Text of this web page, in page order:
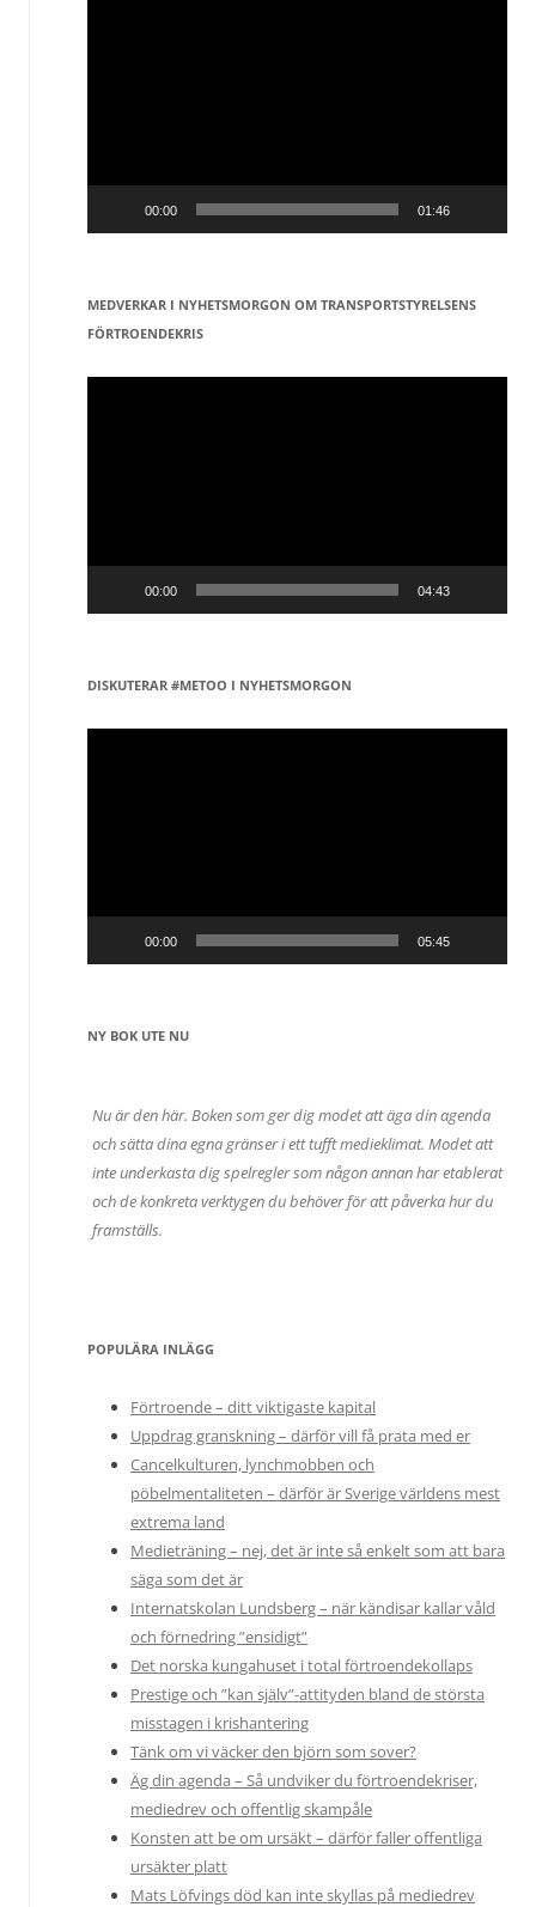
00:00 01:46
MEDVERKAR I NYHETSMORGON OM TRANSPORTSTYRELSENS
FÖRTROENDEKRIS
Videospelare
00:00 04:43
DISKUTERAR #METOO I NYHETSMORGON
Videospelare
00:00 05:45
NY BOK UTE NU
Nu är den här. Boken som ger dig modet att äga din agenda
och sätta dina egna gränser i ett tufft medieklimat. Modet att
inte underkasta dig spelregler som någon annan har etablerat
och de konkreta verktygen du behöver för att påverka hur du
framställs.
POPULÄRA INLÄGG
Förtroende – ditt viktigaste kapital
Uppdrag granskning – därför vill få prata med er
Cancelkulturen, lynchmobben och
pöbelmentaliteten – därför är Sverige världens mest
extrema land
Medieträning – nej, det är inte så enkelt som att bara
säga som det är
Internatskolan Lundsberg – när kändisar kallar våld
och förnedring ”ensidigt”
Det norska kungahuset i total förtroendekollaps
Prestige och ”kan själv”-attityden bland de största
misstagen i krishantering
Tänk om vi väcker den björn som sover?
Äg din agenda – Så undviker du förtroendekriser,
mediedrev och offentlig skampåle
Konsten att be om ursäkt – därför faller offentliga
ursäkter platt
Mats Löfvings död kan inte skyllas på mediedrev